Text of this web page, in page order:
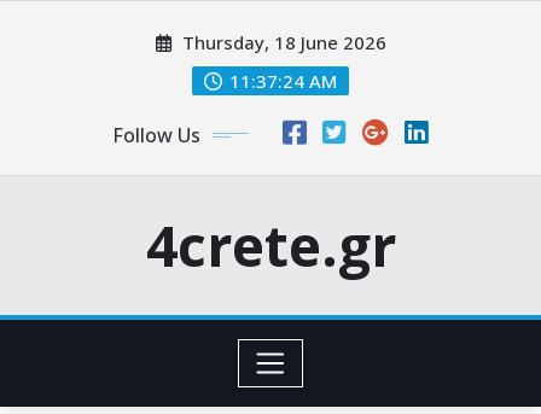
Thursday, 18 June 2026
11:37:25 AM
Follow Us
4crete.gr